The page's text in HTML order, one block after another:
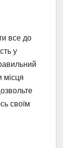
все до
у
місця
своїм